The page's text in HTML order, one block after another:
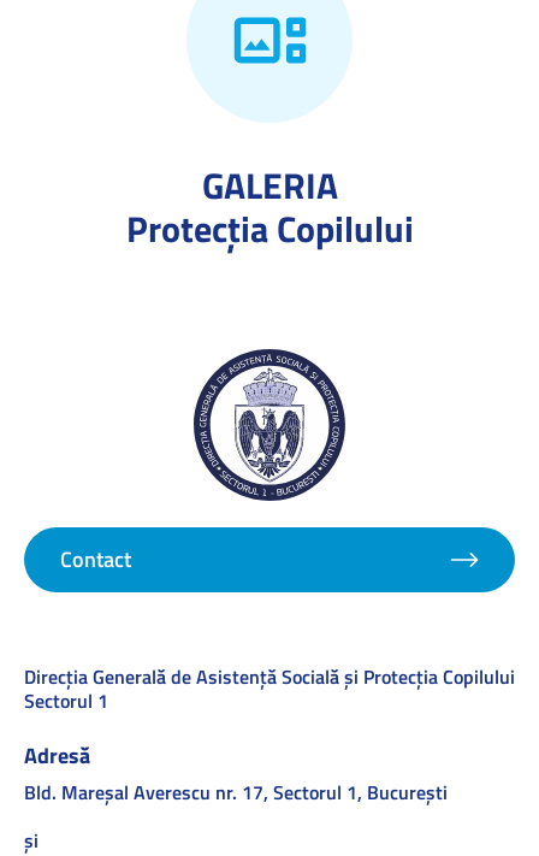
GALERIA
Protecţia Copilului
Contact
Direcţia Generală de Asistenţă Socială şi Protecţia Copilului
Sectorul 1
Adresă
Bld. Mareşal Averescu nr. 17, Sectorul 1, Bucureşti
și